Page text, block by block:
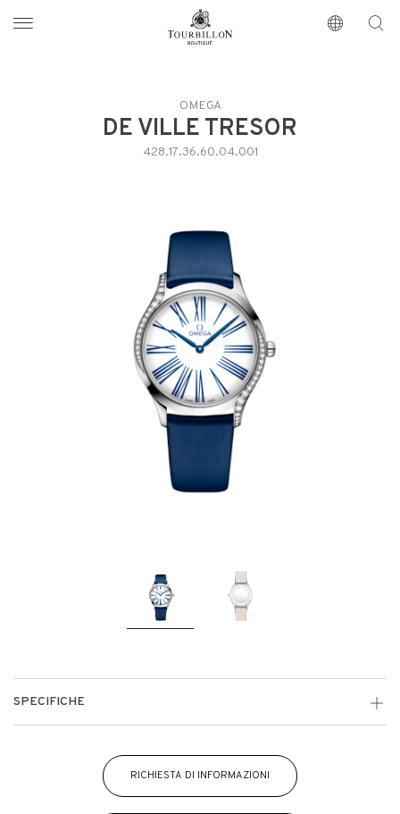
https://www.tourbillon.com/it
OMEGA
DE VILLE TRESOR
428.17.36.60.04.001
SPECIFICHE
RICHIESTA DI INFORMAZIONI